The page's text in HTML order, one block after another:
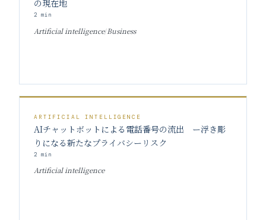
の現在地
2 min
Artificial intelligence/Business
ARTIFICIAL INTELLIGENCE
AIチャットボットによる電話番号の流出 ー浮き彫
りになる新たなプライバシーリスク
2 min
Artificial intelligence